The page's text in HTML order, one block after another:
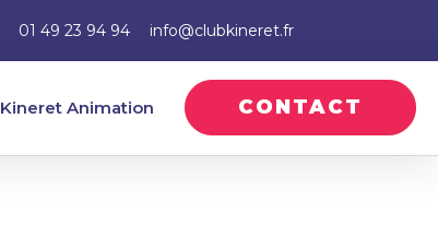
01 49 23 94 94 info@clubkineret.fr
Kineret Animation CONTACT